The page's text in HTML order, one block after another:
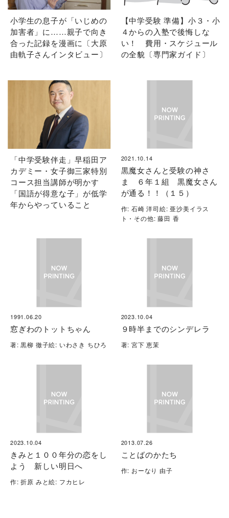
小学生の息子が「いじめの
加害者」に……親子で向き
合った記録を漫画に〔大原
由軌子さんインタビュー〕
【中学受験 準備】小３・小
４からの入塾で後悔しな
い！ 費用・スケジュール
の全貌〔専門家ガイド〕
「中学受験伴走」早稲田ア
カデミー・女子御三家特別
コース担当講師が明かす
「国語が得意な子」が低学
年からやっていること
2021.10.14
黒魔女さんと受験の神さ
ま ６年１組 黒魔女さん
が通る！！（１５）
作: 石崎 洋司絵: 亜沙美イラス
ト・その他: 藤田 香
1991.06.20
窓ぎわのトットちゃん
著: 黒柳 徹子絵: いわさき ちひろ
2023.10.04
９時半までのシンデレラ
著: 宮下 恵茉
2023.10.04
きみと１００年分の恋をし
よう 新しい明日へ
作: 折原 みと絵: フカヒレ
2013.07.26
ことばのかたち
作: おーなり 由子